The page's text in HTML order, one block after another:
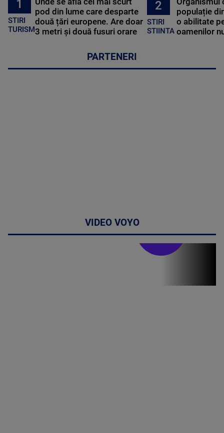
1
STIRI
TURISM
pod din lume care desparte
două țări europene. Are doar
3 metri și două fusuri orare
2
STIRI
STIINTA
populație
o abilitate
oamenilor
PARTENERI
VIDEO VOYO